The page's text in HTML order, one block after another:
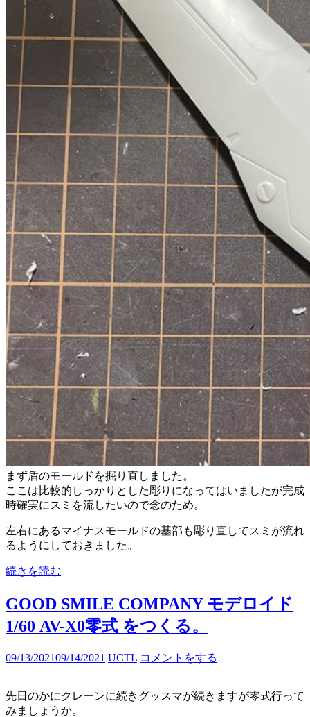
まず盾のモールドを掘り直しました。
ここは比較的しっかりとした彫りになってはいましたが完成
時確実にスミを流したいので念のため。
左右にあるマイナスモールドの基部も彫り直してスミが流れ
るようにしておきました。
続きを読む
GOOD SMILE COMPANY モデロイド
1/60 AV-X0零式 をつくる。
09/13/202109/14/2021 UCTL コメントをする
先日のかにクレーンに続きグッスマが続きますが零式行って
みましょうか。